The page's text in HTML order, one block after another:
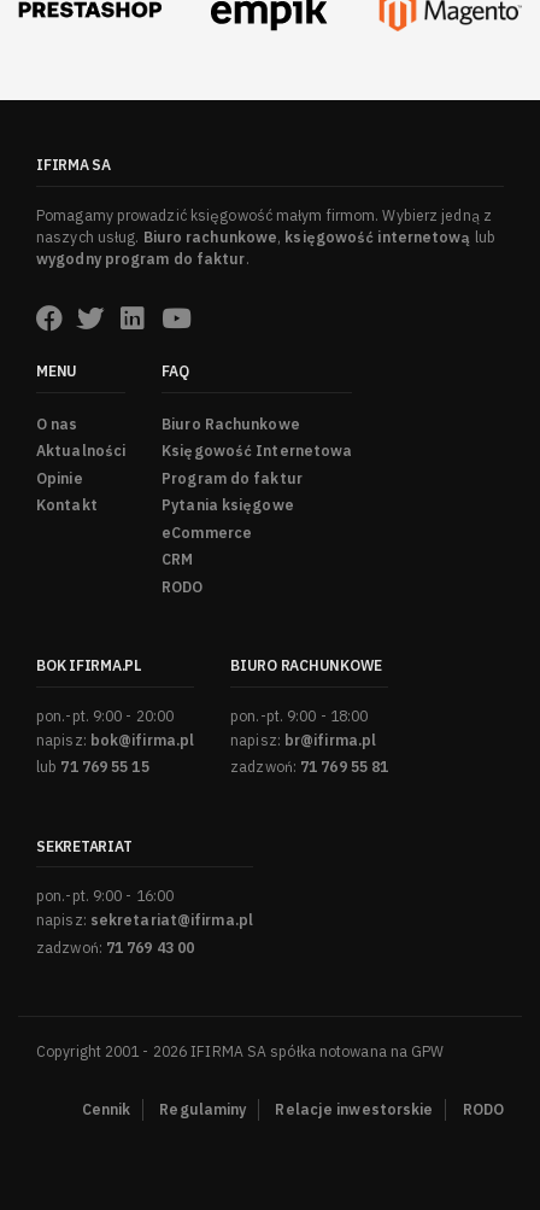
IFIRMA SA
Pomagamy prowadzić księgowość małym firmom. Wybierz jedną z
naszych usług. Biuro rachunkowe, księgowość internetową lub
wygodny program do faktur.
MENU
O nas
Aktualności
Opinie
Kontakt
FAQ
Biuro Rachunkowe
Księgowość Internetowa
Program do faktur
Pytania księgowe
eCommerce
CRM
RODO
BOK IFIRMA.PL
pon.-pt. 9:00 - 20:00
napisz: bok@ifirma.pl
lub 71 769 55 15
BIURO RACHUNKOWE
pon.-pt. 9:00 - 18:00
napisz: br@ifirma.pl
zadzwoń: 71 769 55 81
SEKRETARIAT
pon.-pt. 9:00 - 16:00
napisz: sekretariat@ifirma.pl
zadzwoń: 71 769 43 00
Copyright 2001 - 2026 IFIRMA SA spółka notowana na GPW
Cennik Regulaminy Relacje inwestorskie RODO